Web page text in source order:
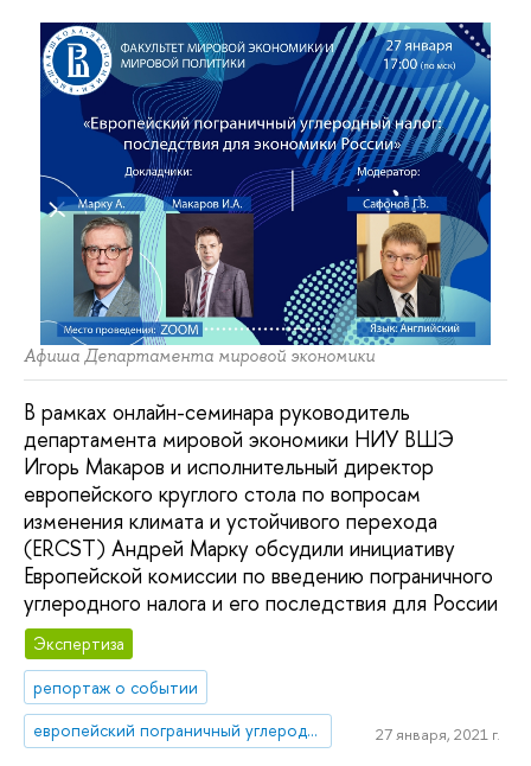
Афиша Департамента мировой экономики
В рамках онлайн-семинара руководитель
департамента мировой экономики НИУ ВШЭ
Игорь Макаров и исполнительный директор
европейского круглого стола по вопросам
изменения климата и устойчивого перехода
(ERCST) Андрей Марку обсудили инициативу
Европейской комиссии по введению пограничного
углеродного налога и его последствия для России
Экспертиза
репортаж о событии
европейский пограничный углеродный налог
27 января, 2021 г.